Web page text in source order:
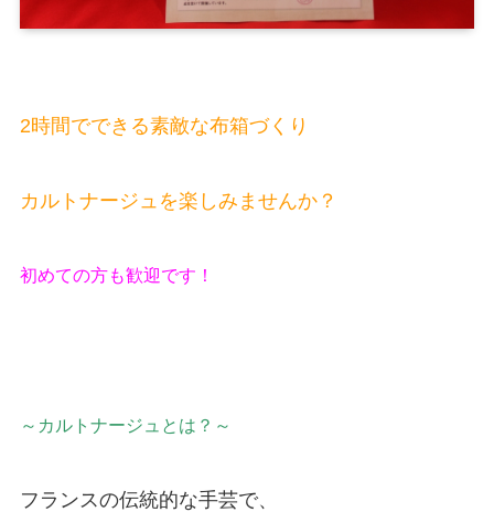
2時間でできる素敵な布箱づくり
カルトナージュを楽しみませんか？
初めての方も歓迎です！
～カルトナージュとは？～
フランスの伝統的な手芸で、